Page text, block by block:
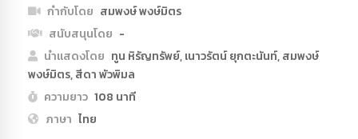
กำกับโดย สมพงษ์ พงษ์มิตร
สนับสนุนโดย -
นำแสดงโดย ทูน หิรัญทรัพย์, เนาวรัตน์ ยุกตะนันท์, สมพงษ์
พงษ์มิตร, สีดา พัวพิมล
ความยาว 108 นาที
ภาษา ไทย